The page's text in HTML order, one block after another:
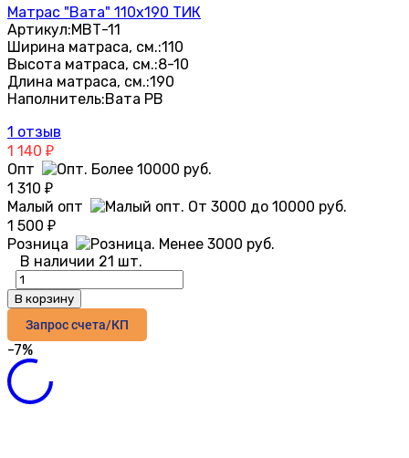
Матрас "Вата" 110х190 ТИК
Артикул:МВТ-11
Ширина матраса, см.:110
Высота матраса, см.:8-10
Длина матраса, см.:190
Наполнитель:Вата РВ
1 отзыв
1 140 ₽
Опт
1 310 ₽
Малый опт
1 500 ₽
Розница
В наличии 21 шт.
В корзину
Запрос счета/КП
-7%